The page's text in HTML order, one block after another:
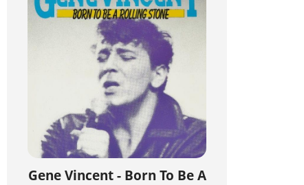
Gene Vincent - Born To Be A